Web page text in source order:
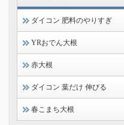
ダイコン 肥料のやりすぎ
YRおでん大根
赤大根
ダイコン 葉だけ 伸びる
春こまち大根